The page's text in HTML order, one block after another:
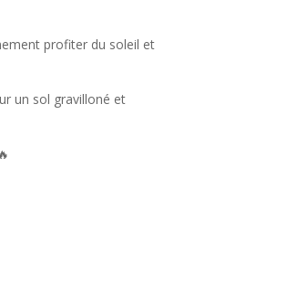
profiter du soleil et
un sol gravilloné et